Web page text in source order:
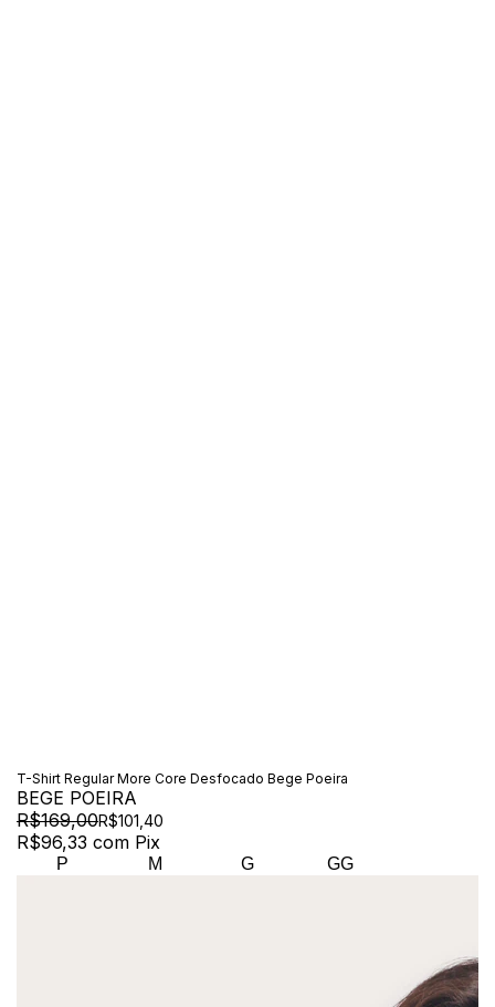
T-Shirt Regular More Core Desfocado Bege Poeira
BEGE POEIRA
R$169,00R$101,40
R$96,33 com Pix
P M G GG